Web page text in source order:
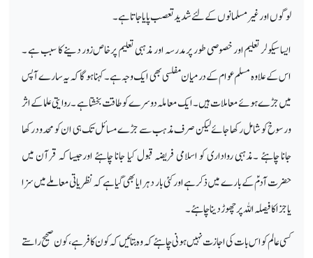
لوگوں اور غیر مسلمانوں کے لئے شدید تعصب پایا جاتا ہے۔
ایسا سیکولر تعلیم اور خصوصی طور پر مدرسہ اور مذہبی تعلیم پرخاص زور دینے کا سبب ہے ۔
اس کے علاوہ مسلم عوام کے درمیان مفلسی بھی ایک وجہ ہے۔ کہنا ہوگا کہ یہ سارے آپس
میں جڑے ہوئے معاملات ہیں۔ ایک معاملہ دوسرے کو طاقت بخشتا ہے ۔روایتی علما کے اثر
ورسوخ کو شامل رکھا جائے لیکن صرف مذہب سے جڑے مسائل تک ہی ان کو محدود رکھا
جانا چاہئے ۔مذہبی رواداری کو اسلامی فریضہ قبول کیا جانا چاہئے اورجیسا کہ قرآن میں
حضرت آدمؑ کے بارے میں ذکر ہے اور کئی بار دہرایا بھی گیا ہے کہ نظریاتی معاملے میں سزا
یاجزا کا فیصلہ اللہ پر چھوڑ دینا چاہئے۔
کسی عالم کو اس بات کی اجازت نہیں ہونی چاہئے کہ وہ بتائیں کہ کون کافر ہے ، کون صحیح راستے